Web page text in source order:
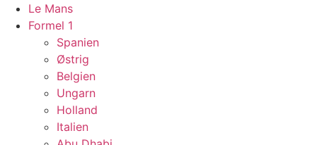
Le Mans
Formel 1
Spanien
Østrig
Belgien
Ungarn
Holland
Italien